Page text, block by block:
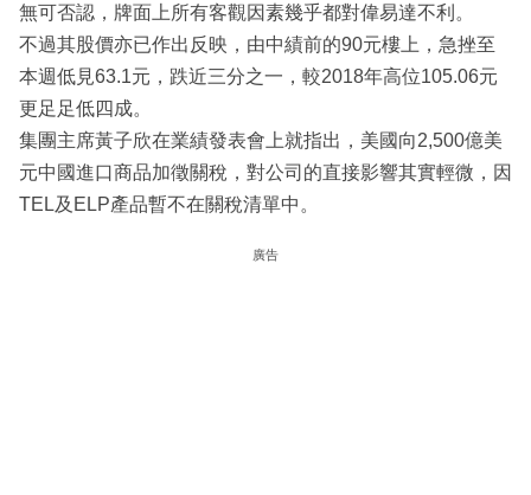
無可否認，牌面上所有客觀因素幾乎都對偉易達不利。
不過其股價亦已作出反映，由中績前的90元樓上，急挫至
本週低見63.1元，跌近三分之一，較2018年高位105.06元
更足足低四成。
集團主席黃子欣在業績發表會上就指出，美國向2,500億美
元中國進口商品加徵關稅，對公司的直接影響其實輕微，因
TEL及ELP產品暫不在關稅清單中。
廣告